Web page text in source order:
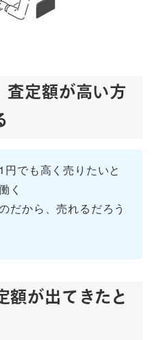
査定額が高い方
でも高く売りたいと
く
だから、売れるだろう
額が出てきたと